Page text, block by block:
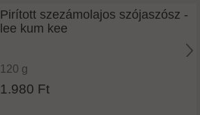
Pirított szezámolajos szójaszósz -
lee kum kee
120 g
1.980 Ft